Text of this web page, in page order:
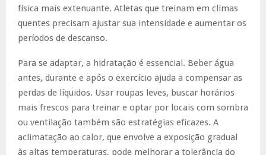
física mais extenuante. Atletas que treinam em climas
quentes precisam ajustar sua intensidade e aumentar os
períodos de descanso.
Para se adaptar, a hidratação é essencial. Beber água
antes, durante e após o exercício ajuda a compensar as
perdas de líquidos. Usar roupas leves, buscar horários
mais frescos para treinar e optar por locais com sombra
ou ventilação também são estratégias eficazes. A
aclimatação ao calor, que envolve a exposição gradual
às altas temperaturas, pode melhorar a tolerância do